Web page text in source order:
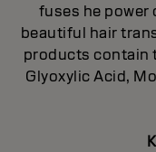
fuses he
beautiful hair
products contain
Glyoxylic Acid,